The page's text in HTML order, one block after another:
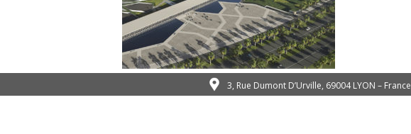
3, Rue Dumont D’Urville, 69004 LYON – France